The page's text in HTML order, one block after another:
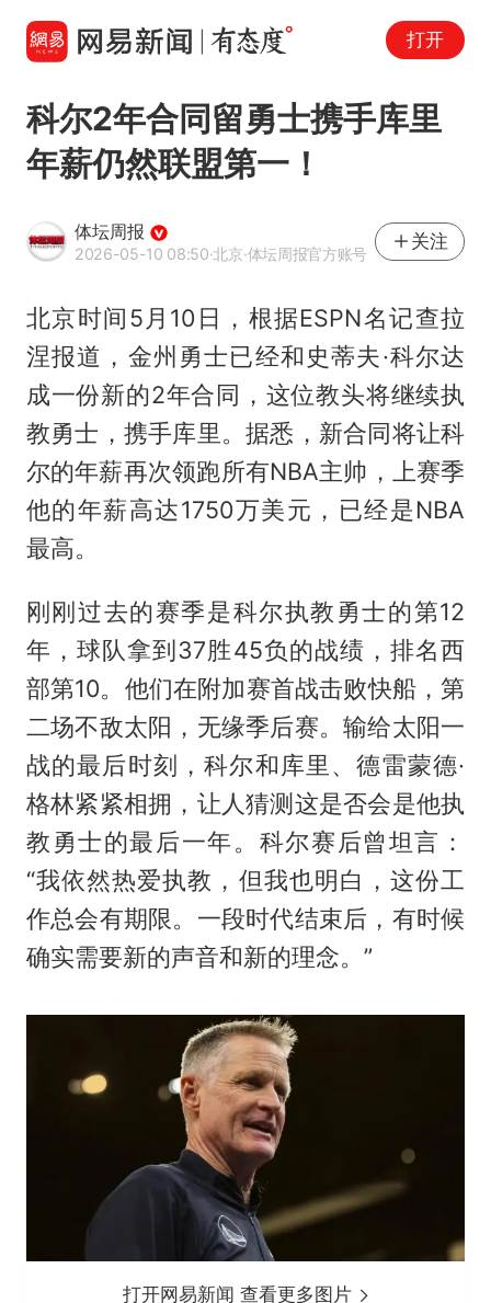
打开
科尔2年合同留勇士携手库里
年薪仍然联盟第一！
体坛周报
2026-05-10 08:50·北京·体坛周报官方账号
关注
北京时间5月10日，根据ESPN名记查拉
涅报道，金州勇士已经和史蒂夫·科尔达
成一份新的2年合同，这位教头将继续执
教勇士，携手库里。据悉，新合同将让科
尔的年薪再次领跑所有NBA主帅，上赛季
他的年薪高达1750万美元，已经是NBA
最高。
刚刚过去的赛季是科尔执教勇士的第12
年，球队拿到37胜45负的战绩，排名西
部第10。他们在附加赛首战击败快船，第
二场不敌太阳，无缘季后赛。输给太阳一
战的最后时刻，科尔和库里、德雷蒙德·
格林紧紧相拥，让人猜测这是否会是他执
教勇士的最后一年。科尔赛后曾坦言：
“我依然热爱执教，但我也明白，这份工
作总会有期限。一段时代结束后，有时候
确实需要新的声音和新的理念。”
打开网易新闻 查看更多图片